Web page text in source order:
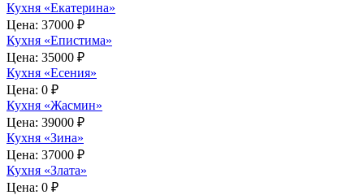
Кухня «Екатерина»
Цена: 37000 ₽
Кухня «Епистима»
Цена: 35000 ₽
Кухня «Есения»
Цена: 0 ₽
Кухня «Жасмин»
Цена: 39000 ₽
Кухня «Зина»
Цена: 37000 ₽
Кухня «Злата»
Цена: 0 ₽